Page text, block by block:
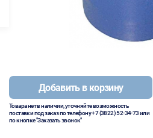
Добавить в корзину
Товара нет в наличии, уточняйте возможность
поставки под заказ по телефону+7 (3822) 52-34-73или
по кнопке "Заказать звонок"